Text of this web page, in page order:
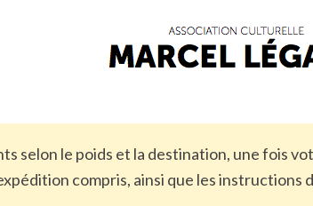
selon le poids et la destination, une fois
compris, ainsi que les instructions